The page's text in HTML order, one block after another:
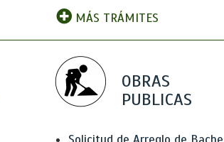
MÁS TRÁMITES
OBRAS
PUBLICAS